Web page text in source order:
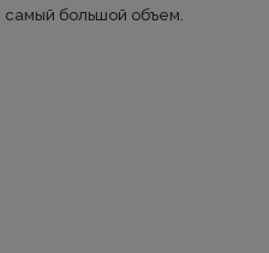
большой объем.